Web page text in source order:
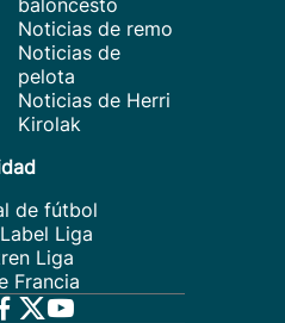
baloncesto
Noticias de remo
Noticias de
pelota
Noticias de Herri
Kirolak
de fútbol
Liga
Liga
Francia